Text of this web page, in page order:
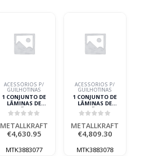
ACESSÓRIOS P/
GUILHOTINAS
1 CONJUNTO DE
LÂMINAS DE
REPOSIÇÃO HTBS-K
3100-100
METALLKRAFT
METALLKRAFT
€4,630.95
MTK3883077
ACESSÓRIOS P/
GUILHOTINAS
1 CONJUNTO DE
LÂMINAS DE
REPOSIÇÃO HTBS-K
3100-130
METALLKRAFT
METALLKRAFT
€4,809.30
MTK3883078